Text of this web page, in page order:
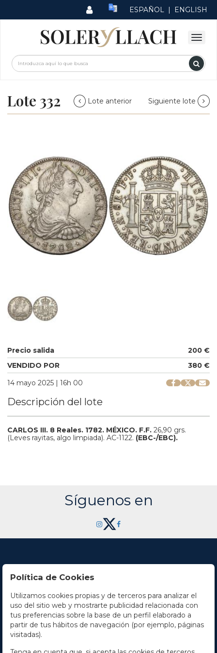
ESPAÑOL | ENGLISH
Lote 332 Lote anterior Siguiente lote
Precio salida
200 €
VENDIDO POR
380 €
14 mayo 2025 | 16h 00
Descripción del lote
CARLOS III. 8 Reales. 1782. MÉXICO. F.F. 26,90 grs.
(Leves rayitas, algo limpiada). AC-1122. (EBC-/EBC).
Síguenos en
Contacto
Horario
La empresa
Política de Cookies
Utilizamos cookies propias y de terceros para analizar el
uso del sitio web y mostrarte publicidad relacionada con
tus preferencias sobre la base de un perfil elaborado a
partir de tus hábitos de navegación (por ejemplo, páginas
visitadas).